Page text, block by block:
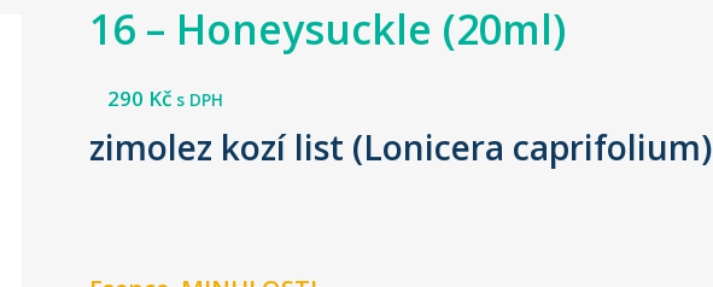
16 – Honeysuckle (20ml)
290 Kč s DPH
zimolez kozí list (Lonicera caprifolium)